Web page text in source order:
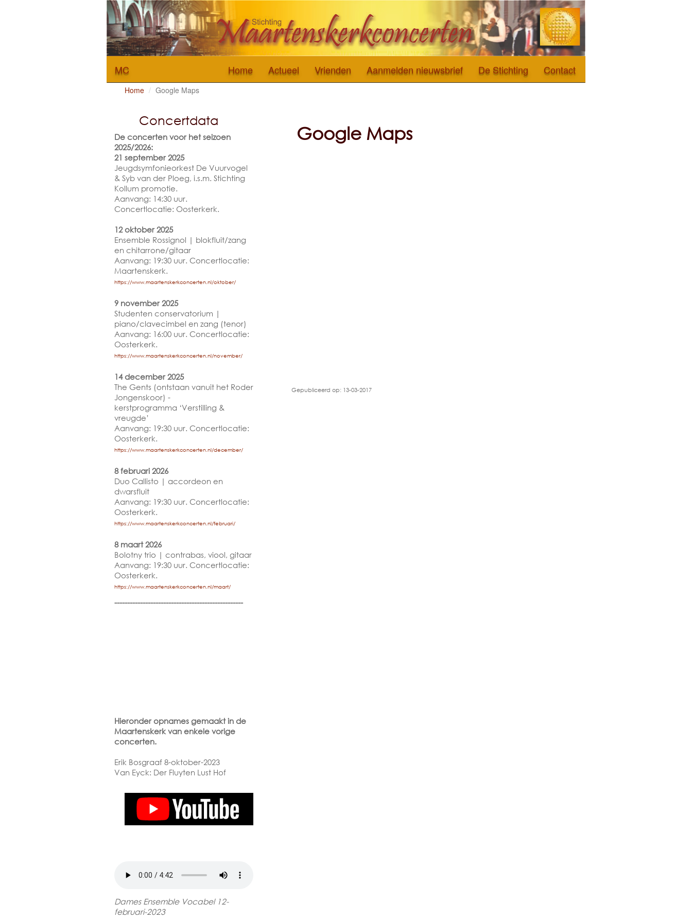
MC Home Actueel Vrienden Aanmelden nieuwsbrief De Stichting Contact
Home Google Maps
Concertdata
De concerten voor het seizoen
2025/2026:
21 september 2025
Jeugdsymfonieorkest De Vuurvogel
& Syb van der Ploeg, i.s.m. Stichting
Kollum promotie.
Aanvang: 14:30 uur.
Concertlocatie: Oosterkerk.
12 oktober 2025
Ensemble Rossignol | blokfluit/zang
en chitarrone/gitaar
Aanvang: 19:30 uur. Concertlocatie:
Maartenskerk.
https://www.maartenskerkconcerten.nl/oktober/
9 november 2025
Studenten conservatorium |
piano/clavecimbel en zang (tenor)
Aanvang: 16:00 uur. Concertlocatie:
Oosterkerk.
https://www.maartenskerkconcerten.nl/november/
14 december 2025
The Gents (ontstaan vanuit het Roder
Jongenskoor) -
kerstprogramma ‘Verstilling &
vreugde’
Aanvang: 19:30 uur. Concertlocatie:
Oosterkerk.
https://www.maartenskerkconcerten.nl/december/
8 februari 2026
Duo Callisto | accordeon en
dwarsfluit
Aanvang: 19:30 uur. Concertlocatie:
Oosterkerk.
https://www.maartenskerkconcerten.nl/februari/
8 maart 2026
Bolotny trio | contrabas, viool, gitaar
Aanvang: 19:30 uur. Concertlocatie:
Oosterkerk.
https://www.maartenskerkconcerten.nl/maart/
--------------------------------------------------
Hieronder opnames gemaakt in de
Maartenskerk van enkele vorige
concerten.
Erik Bosgraaf 8-oktober-2023
Van Eyck: Der Fluyten Lust Hof
Dames Ensemble Vocabel 12-
februari-2023
Google Maps
Gepubliceerd op: 13-03-2017